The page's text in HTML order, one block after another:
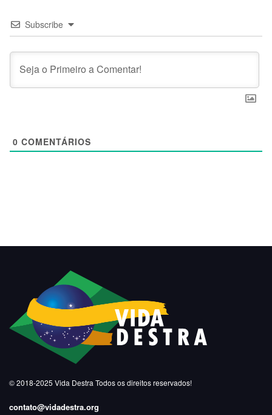
Subscribe
0 COMENTÁRIOS
© 2018-2025 Vida Destra Todos os direitos reservados!
contato@vidadestra.org